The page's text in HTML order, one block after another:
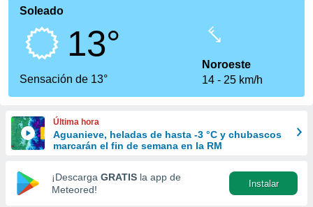
por
que se
calidad.
a este
las
y
forma
digital
basada
Soleado
13°
Sensación de 13°
Noroeste
14
25 km/h
Última hora
Aguanieve, heladas de hasta -3 °C y chubascos
marcarán el fin de semana en la RM
¡Descarga GRATIS la app de
Meteored!
Instalar